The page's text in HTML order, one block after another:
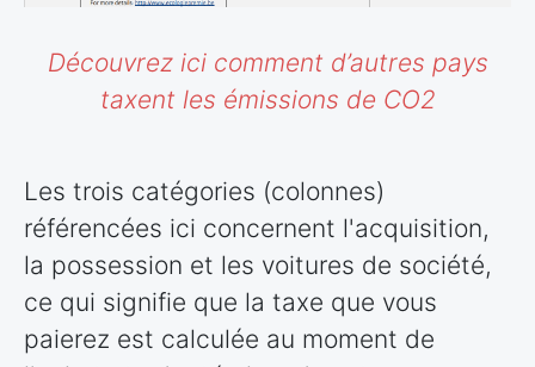
Découvrez ici comment d’autres pays
taxent les émissions de CO2
Les trois catégories (colonnes)
référencées ici concernent l'acquisition,
la possession et les voitures de société,
ce qui signifie que la taxe que vous
paierez est calculée au moment de